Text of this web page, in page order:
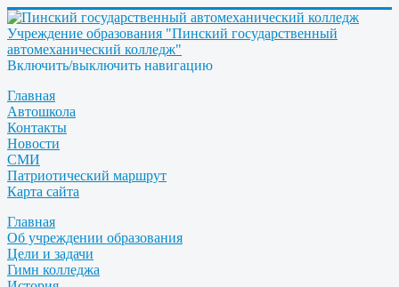
Учреждение образования "Пинский государственный
автомеханический колледж"
Включить/выключить навигацию
Главная
Автошкола
Контакты
Новости
СМИ
Патриотический маршрут
Карта сайта
Главная
Об учреждении образования
Цели и задачи
Гимн колледжа